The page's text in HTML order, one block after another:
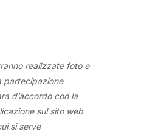
realizzate foto e
partecipazione
d’accordo con la
sul sito web
si serve